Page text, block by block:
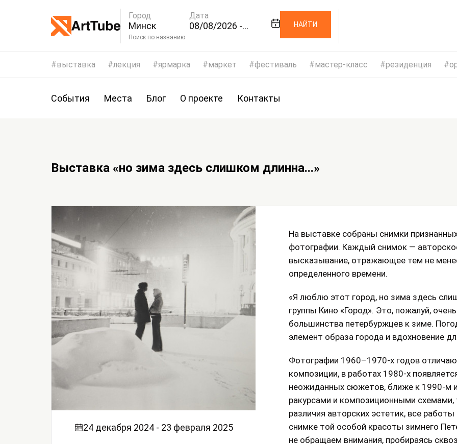
Город
Минск
Дата
08/08/2026 -
Поиск по названию
НАЙТИ
выставка лекция ярмарка маркет фестиваль мастер-класс резиденция
События Места Блог О проекте Контакты
Выставка «но зима здесь слишком длинна...»
24 декабря 2024 - 23 февраля 2025
На выставке собраны снимки
фотографии. Каждый снимок —
высказывание, отражающее тем не
определенного времени.
«Я люблю этот город, но зима здесь
группы Кино «Город». Это, пожалуй,
большинства петербуржцев к зиме.
элемент образа города и вдохновение
Фотографии 1960–1970-х годов
композиции, в работах 1980-х
неожиданных сюжетов, ближе к 1990-м
ракурсами и композиционными схемами,
различия авторских эстетик, все
снимке той особой красоты зимнего
не обращаем внимания, пробираясь